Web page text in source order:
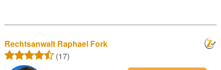
Rechtsanwalt Raphael Fork
(17)